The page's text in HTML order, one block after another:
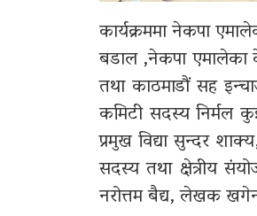
कार्यक्रममा नेकपा
बडाल ,नेकपा एमालेका
तथा काठमाडौं सह
कमिटी सदस्य निर्मल
प्रमुख विद्या सुन्दर
सदस्य तथा क्षेत्रीय
नरोत्तम बैद्य, लेखक